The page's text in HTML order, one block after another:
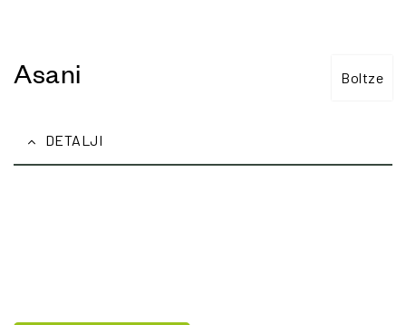
Boltze
Asani
DETALJI